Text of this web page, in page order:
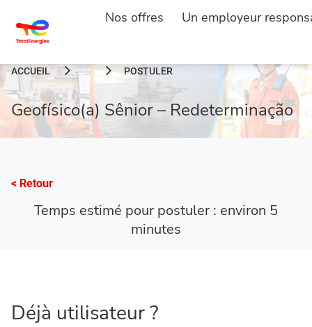
Nos offres Un employeur
ACCUEIL ... POSTULER
Geofísico(a) Sênior – Redeterminação
< Retour
Temps estimé pour postuler : environ 5
minutes
Déjà utilisateur ?